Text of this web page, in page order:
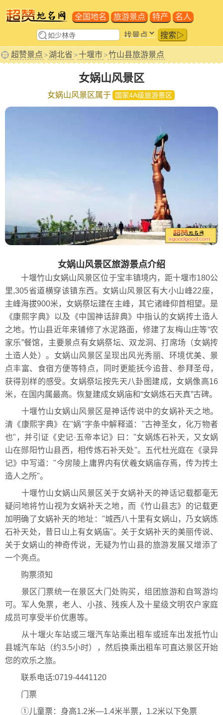
全国地名 旅游景点 特产 名人
搜索▷
超赞景点>湖北省>十堰市>竹山县旅游景点
女娲山风景区
女娲山风景区属于 国家4A级旅游景区
女娲山风景区旅游景点介绍
十堰竹山女娲山风景区位于宝丰镇境内，距十堰市180公
里,305省道横穿该镇东西。女娲山风景区有大小山峰22座，
主峰海拔900米，女娲祭坛建在主峰，其它诸峰仰首相望。是
《康熙字典》以及《中国神话辞典》中指认的女娲抟土造人
之地。竹山县近年来铺修了水泥路面，修建了友梅山庄等“农
家乐”餐馆，主要景点有女娲祭坛、双龙洞、打席场（女娲抟
土造人处）。女娲山风景区呈现出风光秀丽、环境优美、景
点丰富、食宿方便等特点，同时更能抚今追昔、参拜圣母，
获得别样的感受。女娲祭坛按先天八卦图建成，女娲像高16
米，在国内属最高。恢复建成女娲庙和“女娲炼石天真”古碑。
十堰竹山女娲山风景区是神话传说中的女娲补天之地。
清《康熙字典》在"娲"字条中解释道："古神圣女，化万物者
也"，并引证《史记·五帝本记》曰："女娲炼石补天，又女娲
山在郧阳竹山县西，相传炼石补天处"。五代杜光庭在《录异
记》中写道："今房陵上庸界内有伏羲女娲庙存焉，传为抟土
造人之所"。
十堰竹山女娲山风景区关于女娲补天的神话记载都毫无
疑问地将竹山视为女娲补天之地，而《竹山县志》的记载更
加明确了女娲补天的地址："城西八十里有女娲山，乃女娲炼
石补天处，昔日山上有女娲庙"。关于女娲补天的美丽传说、
关于女娲山的神奇传说，无疑为竹山县的旅游发展又增添了
一个亮点。
购票须知
景区门票统一在景区大门处购买，组团旅游和自驾游均
可。军人免票，老人、小孩、残疾人及十星级文明农户家庭
成员可享受半价优惠等。
从十堰火车站或三堰汽车站乘出租车或班车出发抵竹山
县城汽车站（约3.5小时），然后换乘出租车可直达景区开始
您的欢乐之旅。
联系电话:0719-4441120
门票
①儿童票：身高1.2米—1.4米半票，1.2米以下免票